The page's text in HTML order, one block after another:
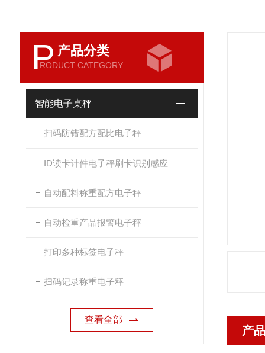
P 产品分类
RODUCT CATEGORY
智能电子桌秤
扫码防错配方配比电子秤
ID读卡计件电子秤刷卡识别感应
自动配料称重配方电子秤
自动检重产品报警电子秤
打印多种标签电子秤
扫码记录称重电子秤
查看全部
产